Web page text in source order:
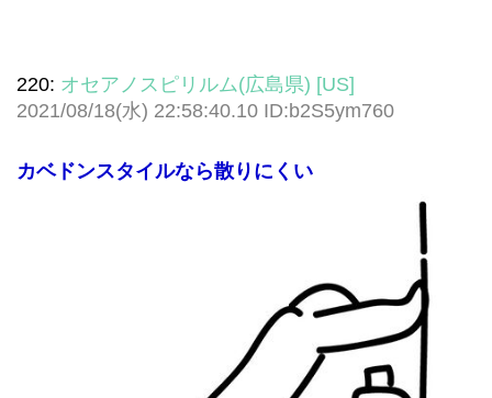
220: オセアノスピリルム(広島県) [US]
2021/08/18(水) 22:58:40.10 ID:b2S5ym760
カベドンスタイルなら散りにくい